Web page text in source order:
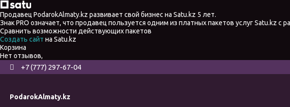
Продавец PodarokAlmaty.kz развивает свой бизнес на Satu.kz 5 лет.
Знак PRO означает, что продавец пользуется одним из платных пакетов услуг Satu.kz
Сравнить возможности действующих пакетов
Создать сайт на Satu.kz
Корзина
Нет отзывов,
+7 (777) 297-67-04
PodarokAlmaty.kz